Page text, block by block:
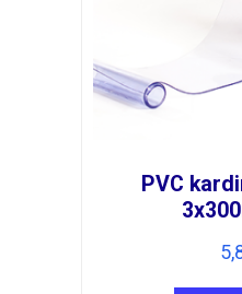
PVC